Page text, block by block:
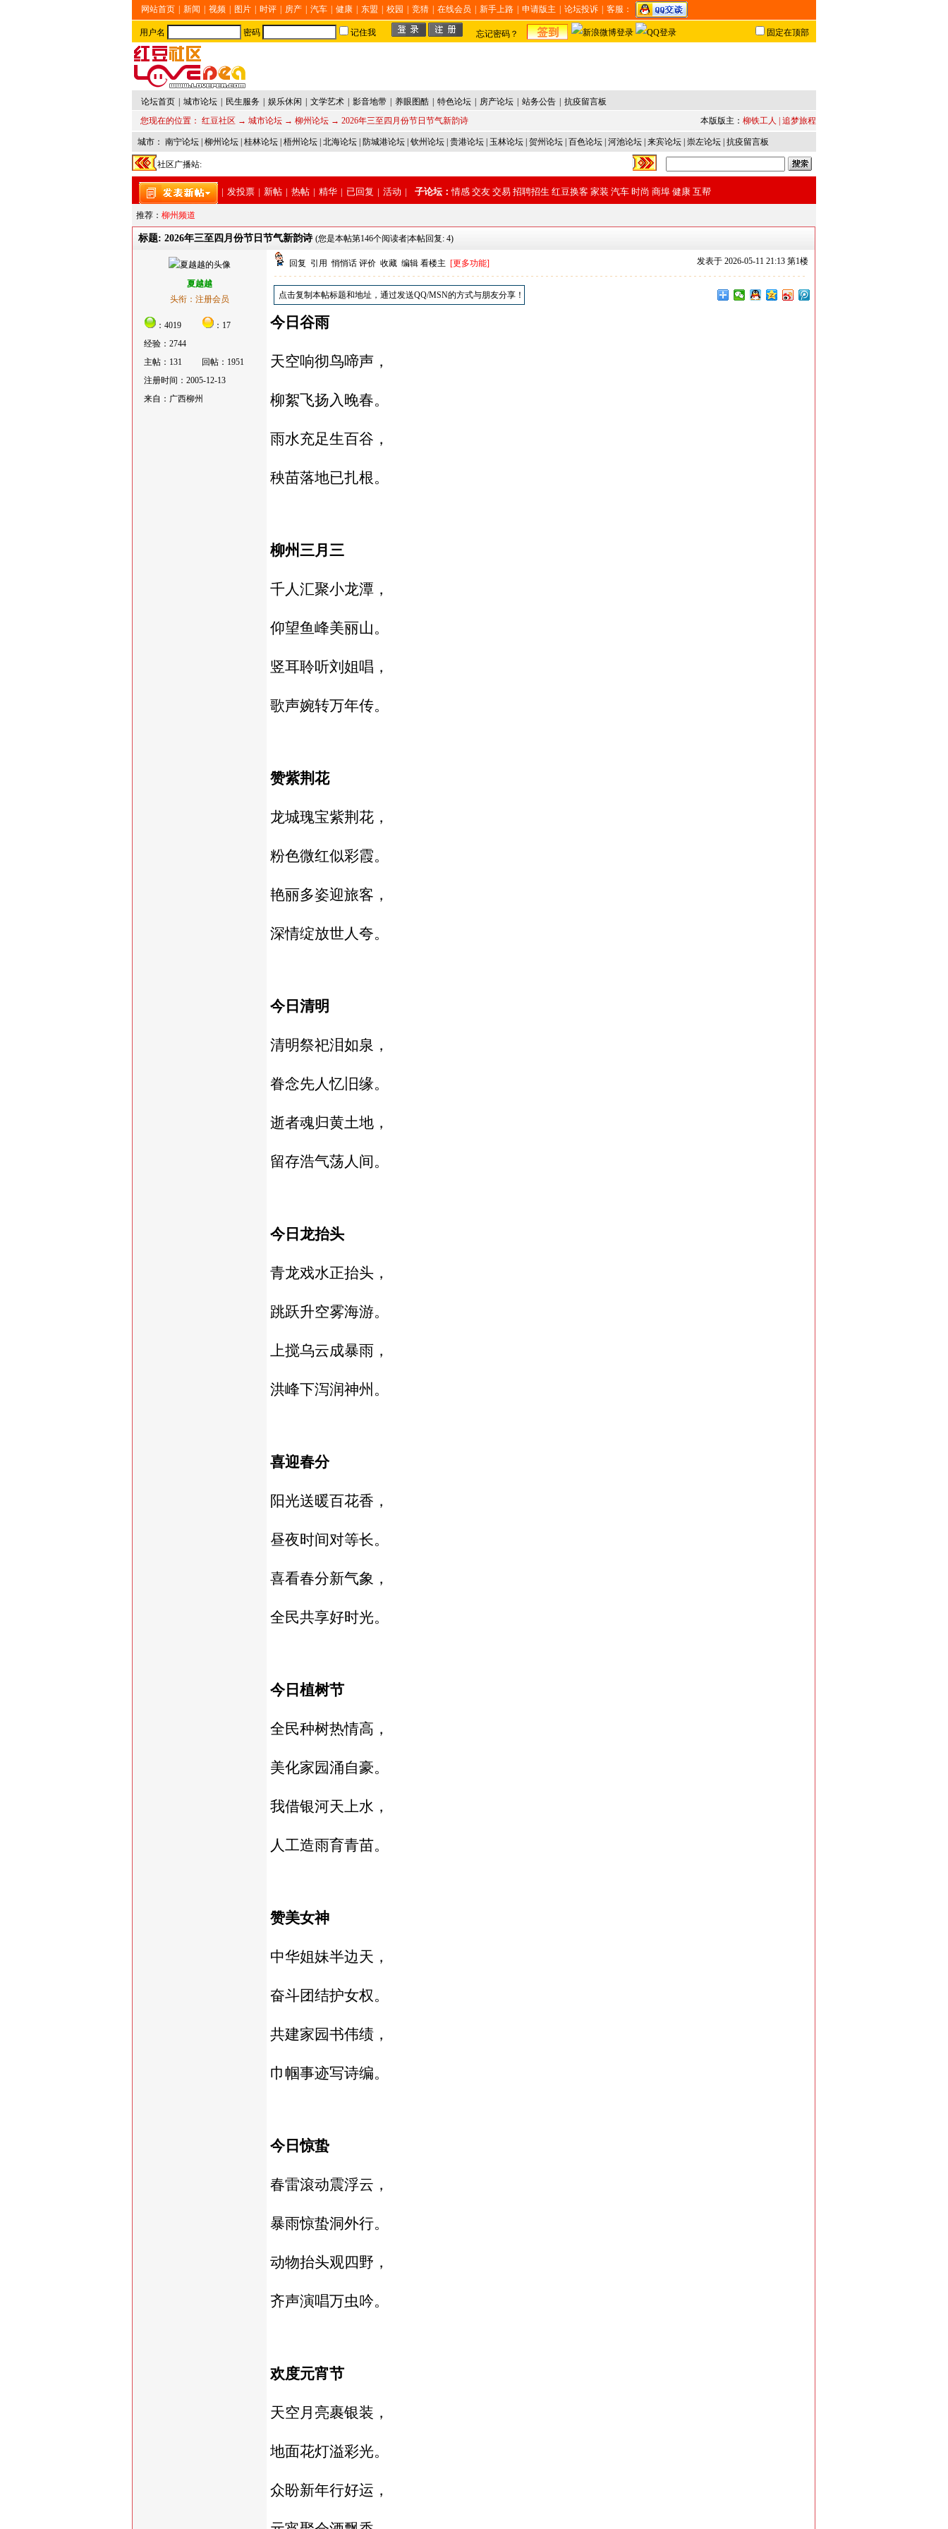
网站首页 新闻 视频 图片 时评 房产 汽车 健康 东盟 校园 竞猜 在线会员 新手上路 申请版主 论坛投诉 客服：
用户名 密码 记住我 忘记密码？ 固定在顶部
论坛首页 城市论坛 民生服务 娱乐休闲 文学艺术 影音地带 养眼图酷 特色论坛 房产论坛 站务公告
抗疫留言板
您现在的位置： 红豆社区 → 城市论坛 → 柳州论坛 → 2026年三至四月份节日节气新韵诗 本版版主： 柳铁工人 追梦旅程
城市： 南宁论坛 柳州论坛 桂林论坛 梧州论坛 北海论坛 防城港论坛 钦州论坛 贵港论坛 玉林论坛 贺州论坛 百色论坛 河池论坛 来宾论坛 崇左论坛 抗疫留言板
社区广播站:
| 发投票 | 新帖 | 热帖 | 精华 | 已回复 | 活动 | 子论坛：情感 交友 交易 招聘招生 红豆换客 家装 汽车 时尚 商埠 健康 互帮
推荐： 柳州频道
标题: 2026年三至四月份节日节气新韵诗 (您是本帖第146个阅读者|本帖回复: 4)
夏越越
头衔：注册会员
：4019
：17
经验：2744
主帖：131
回帖：1951
注册时间：2005-12-13
来自：广西柳州
回复 引用 悄悄话 评价 收藏 编辑 看楼主 [更多功能] 发表于 2026-05-11 21:13 第1楼
点击复制本帖标题和地址，通过发送QQ/MSN的方式与朋友分享！
今日谷雨
天空响彻鸟啼声，
柳絮飞扬入晚春。
雨水充足生百谷，
秧苗落地已扎根。
柳州三月三
千人汇聚小龙潭，
仰望鱼峰美丽山。
竖耳聆听刘姐唱，
歌声婉转万年传。
赞紫荆花
龙城瑰宝紫荆花，
粉色微红似彩霞。
艳丽多姿迎旅客，
深情绽放世人夸。
今日清明
清明祭祀泪如泉，
眷念先人忆旧缘。
逝者魂归黄土地，
留存浩气荡人间。
今日龙抬头
青龙戏水正抬头，
跳跃升空雾海游。
上搅乌云成暴雨，
洪峰下泻润神州。
喜迎春分
阳光送暖百花香，
昼夜时间对等长。
喜看春分新气象，
全民共享好时光。
今日植树节
全民种树热情高，
美化家园涌自豪。
我借银河天上水，
人工造雨育青苗。
赞美女神
中华姐妹半边天，
奋斗团结护女权。
共建家园书伟绩，
巾帼事迹写诗编。
今日惊蛰
春雷滾动震浮云，
暴雨惊蛰洞外行。
动物抬头观四野，
齐声演唱万虫吟。
欢度元宵节
天空月亮裹银装，
地面花灯溢彩光。
众盼新年行好运，